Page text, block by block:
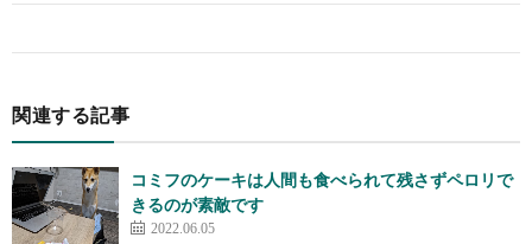
関連する記事
コミフのケーキは人間も食べられて残さずペロリで
きるのが素敵です
2022.06.05